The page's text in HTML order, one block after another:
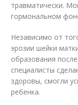
травматически.
гормональном
Независимо от
эрозии шейки
образования
специалисты
здоровы, смогли
ребенка.